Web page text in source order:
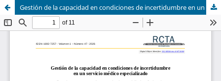
Gestión de la capacidad en condiciones de incertidumbre en un servicio médico especializado